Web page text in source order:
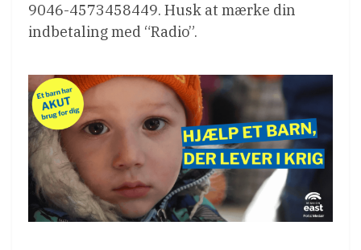
9046-4573458449. Husk at mærke din
indbetaling med “Radio”.